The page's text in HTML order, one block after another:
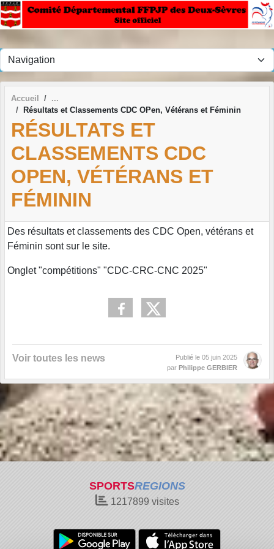
Accueil
Résultats et Classements CDC OPen, Vétérans et Féminin
RÉSULTATS ET
CLASSEMENTS CDC
OPEN, VÉTÉRANS ET
FÉMININ
Des résultats et classements des CDC Open, vétérans et
Féminin sont sur le site.
Onglet "compétitions" "CDC-CRC-CNC 2025"
Voir toutes les news Publié le 05 juin 2025
par Philippe GERBIER
SPORTSREGIONS
1217899visites
Panneau de gestion des cookies